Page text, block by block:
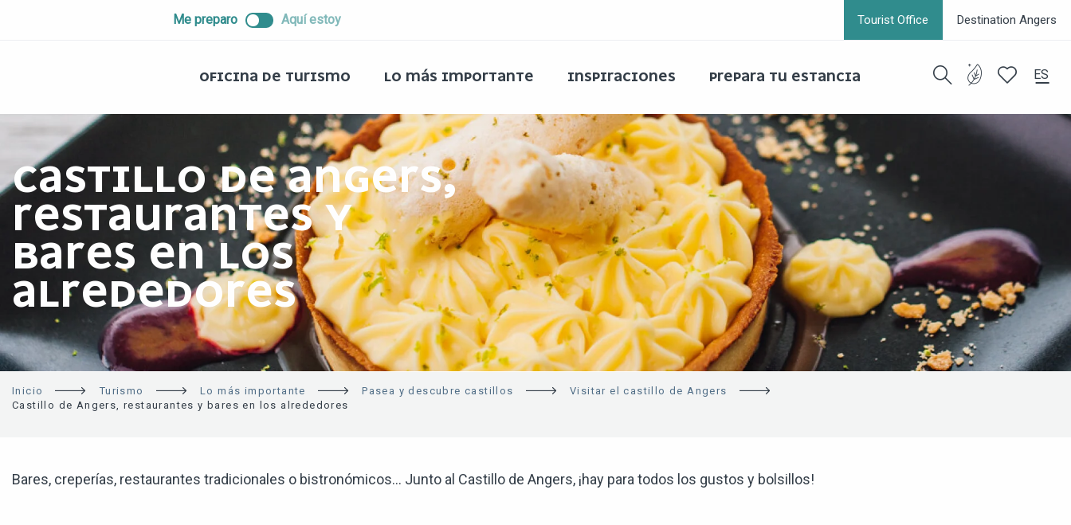
ES
Me preparo Aquí estoy Tourist Office Destination Angers
OFICINA DE TURISMO LO MÁS IMPORTANTE INSPIRACIONES PREPARA TU ESTANCIA
CASTILLO DE ANGERS,
RESTAURANTES Y
BARES EN LOS
ALREDEDORES
Inicio Turismo Lo más importante Pasea y descubre castillos
Visitar el castillo de Angers
Castillo de Angers, restaurantes y bares en los alrededores
Bares, creperías, restaurantes tradicionales o bistronómicos… Junto al Castillo de Angers, ¡hay para todos los gustos y bolsillos!